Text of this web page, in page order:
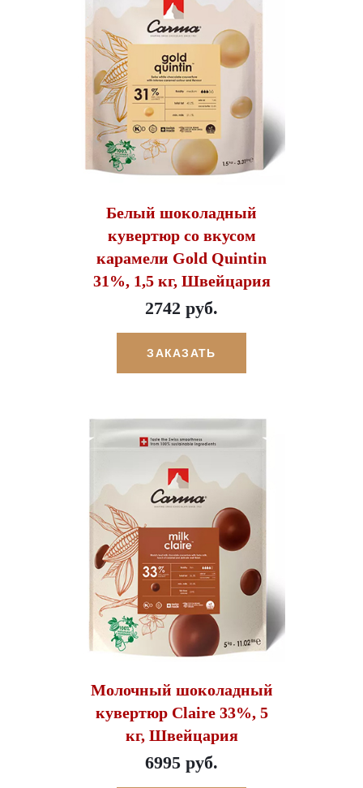
Белый шоколадный
кувертюр со вкусом
карамели Gold Quintin
31%, 1,5 кг, Швейцария
2742 руб.
ЗАКАЗАТЬ
Молочный шоколадный
кувертюр Claire 33%, 5
кг, Швейцария
6995 руб.